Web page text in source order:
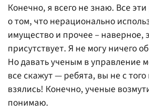
Конечно, я всего не знаю. Все
о том, что нерационально
имущество и прочее – наверное,
присутствует. Я не могу ничего
Но давать ученым в управление
все скажут — ребята, вы не с
взялись! Конечно, ученые
понимаю.